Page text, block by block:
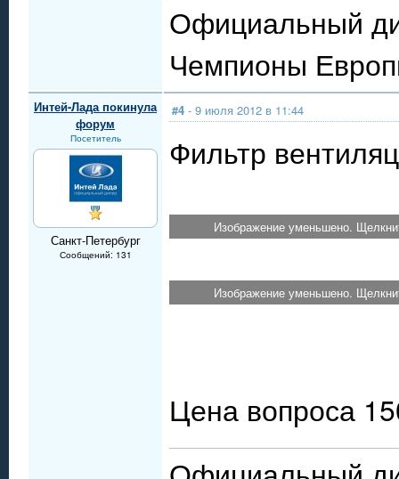
Официальный
Чемпионы
Интей-Лада покинула
форум
Посетитель
Санкт-Петербург
Сообщений: 131
#4 - 9 июля 2012 в 11:44
Фильтр
Изображение уменьшено.
Изображение уменьшено.
Цена вопроса